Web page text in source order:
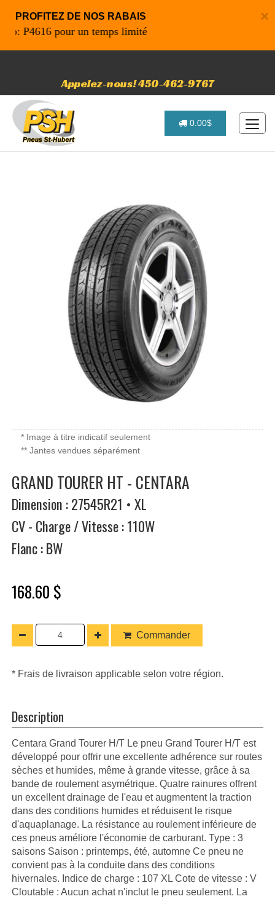
×
PROFITEZ DE NOS RABAIS
P4616 pour un temps limité
Appelez-nous! 450-462-9767
0.00$
* Image à titre indicatif seulement
** Jantes vendues séparément
GRAND TOURER HT - CENTARA
Dimension : 27545R21 • XL
CV - Charge / Vitesse : 110W
Flanc : BW
168.60 $
Commander
* Frais de livraison applicable selon votre région.
Description
Centara Grand Tourer H/T Le pneu Grand Tourer H/T est
développé pour offrir une excellente adhérence sur routes
sèches et humides, même à grande vitesse, grâce à sa
bande de roulement asymétrique. Quatre rainures offrent
un excellent drainage de l'eau et augmentent la traction
dans des conditions humides et réduisent le risque
d'aquaplanage. La résistance au roulement inférieure de
ces pneus améliore l'économie de carburant. Type : 3
saisons Saison : printemps, été, automne Ce pneu ne
convient pas à la conduite dans des conditions
hivernales. Indice de charge : 107 XL Cote de vitesse : V
Cloutable : Aucun achat n'inclut le pneu seulement. La